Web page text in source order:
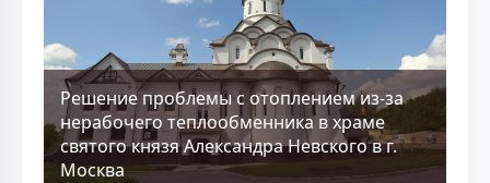
Решение проблемы с отоплением из-за
нерабочего теплообменника в храме
святого князя Александра Невского в г.
Москва